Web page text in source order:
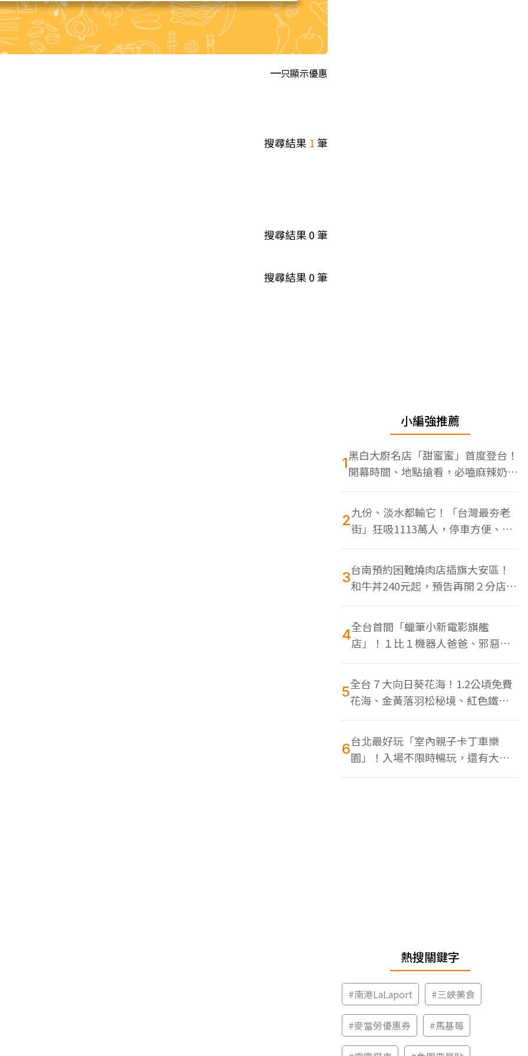
只顯示優惠
搜尋結果 1筆
搜尋結果0筆
搜尋結果0筆
小編強推薦
1黑白大廚名店「甜蜜蜜」首度登台！
開幕時間、地點搶看，必嗑麻辣奶油
蝦
2九份、淡水都輸它！「台灣最夯老
街」狂吸1113萬人，停車方便、特
色美食多
3台南預約困難燒肉店插旗大安區！
和牛丼240元起，預告再開２分店、
地點曝光
4全台首間「蠟筆小新電影旗艦
店」！１比１機器人爸爸、邪惡正
男，百款周邊買翻
5全台７大向日葵花海！1.2公頃免費
花海、金黃落羽松秘境、紅色鐵橋
同框
6台北最好玩「室內親子卡丁車樂
園」！入場不限時暢玩，還有大螢
幕Switch遊戲區
熱搜關鍵字
#南港LaLaport #三峽美食
#麥當勞優惠券 #馬基莓